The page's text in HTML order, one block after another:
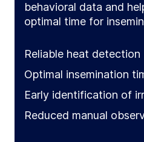
behavioral data and
optimal time for
Reliable heat detection
Optimal insemination
Early identification of
Reduced manual